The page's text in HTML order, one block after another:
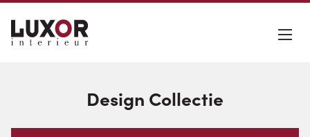
Design Collectie